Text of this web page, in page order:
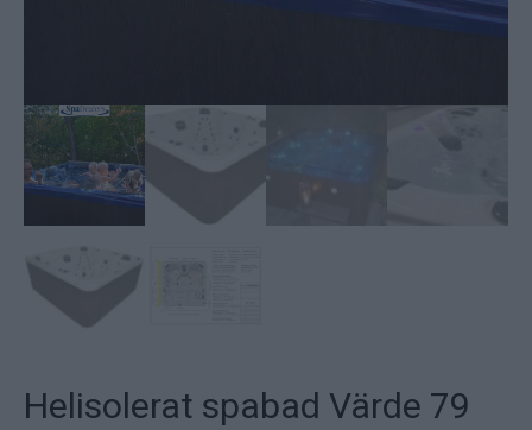
Helisolerat spabad Värde 79